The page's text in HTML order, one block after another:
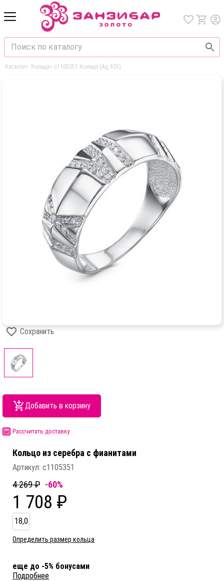
Каталог> Кольца> с1105351 Кольцо (Ag 925)
Сохранить
Добавить в корзину
Рассчитать доставку
Кольцо из серебра c фианитами
Артикул: с1105351
4 269 ₽ -60%
1 708 ₽
18,0
Определить размер кольца
еще до -5% бонусами
Подробнее